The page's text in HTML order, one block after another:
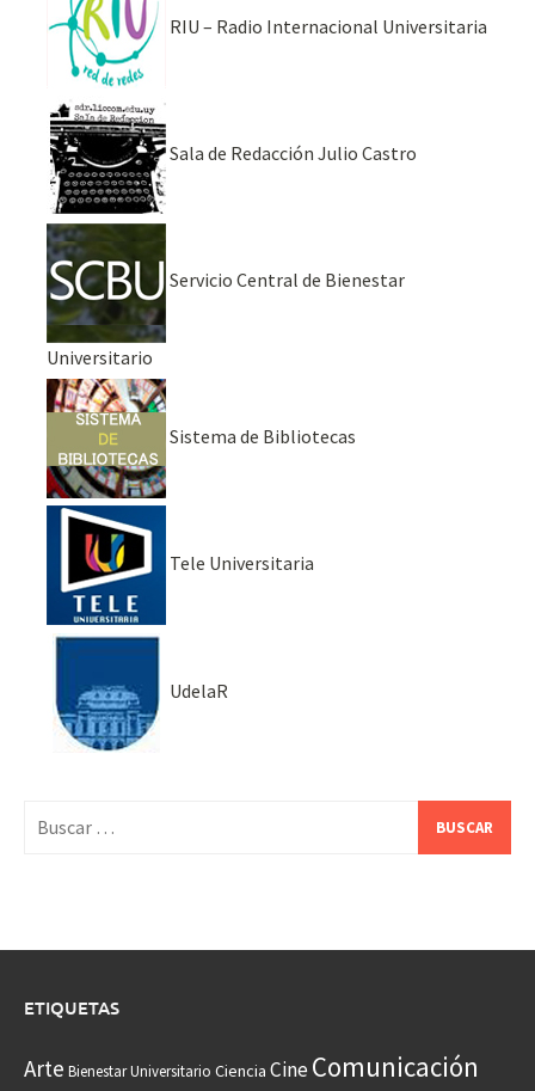
RIU – Radio Internacional Universitaria
Sala de Redacción Julio Castro
Servicio Central de Bienestar
Universitario
Sistema de Bibliotecas
Tele Universitaria
UdelaR
ETIQUETAS
Arte Bienestar Universitario Ciencia CineComunicación